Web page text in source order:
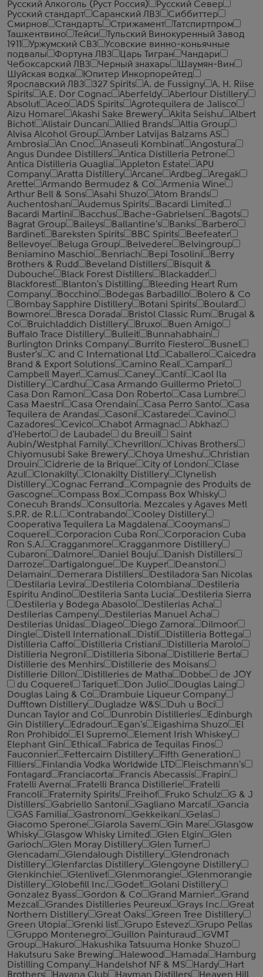
Русский Алкоголь (Руст Россия)
Русский Север
Русский стандарт
Саранский ЛВЗ
Сиббиттер
Смирнов
Стандартъ Стрижамент
Татспиртпром
Ташкентвино
Тейси
Тульский Винокуренный Завод
1911
Уржумский СВЗ
Усовские винно-коньячные
подвалы
Фортуна ЛВЗ Царь Тигран
Чандари
Чебоксарский ЛВЗ
Черный знахарь
Шаумян-Вин
Шуйская водка
Юпитер Инкорпорейтед
Ярославский ЛВЗ
327 Spirits A. de Fussigny
A. H. Riise
Spirits
A.E. Dor Cognac Aberfeldy
Aberlour Distillery
Absolut
Aceo ADS Spirits
Agrotequilera de Jalisco
Aizu Homare
Akashi Sake Brewery Akita Seishu
Albert
Bichot
Alistair Duncan Allied Brands
Altia Group
Alvisa Alcohol Group
Amber Latvijas Balzams AS
Ambrosia
An Cnoc Anaseuli Kombinat
Angostura
Angus Dundee Distillers
Antica Distilleria Petrone
Antica Distilleria Quaglia
Appleton Estate
APU
Company
Aratta Distillery Arcane Ardbeg
Aregak
Arette
Armando Bermudez & Co
Armenia Wine
Arthur Bell & Sons
Asahi Shuzo
Atom Brands
Auchentoshan
Audemus Spirits
Bacardi Limited
Bacardi Martini
Bacchus Bache-Gabrielsen
Bagots
Bagrat Group
Baileys Ballantine's Banks
Barbero
Bardinet
Bareksten Spirits BBC Spirits
Beefeater
Bellevoye
Beluga Group Belvedere
Belvingroup
Beniamino Maschio
Benriach Bepi Tosolini
Berry
Brothers & Rudd
Beveland Distillers
Bisquit &
Dubouche
Black Forest Distillers
Blackadder
Blackforest
Blanton's Distilling
Bleeding Heart Rum
Company
Bocchino Bodegas Barbadillo
Bolero & Co
Bombay Sapphire Distillery
Botani Spirits
Boulard
Bowmore
Bresca Dorada Bristol Classic Rum
Brugal &
Co
Bruichladdich Distillery Bruxo
Buen Amigo
Buffalo Trace Distillery
Bulleit
Bunnahabhain
Burlington Drinks Company
Burrito Fiestero
Busnel
Buster's
C and C International Ltd Caballero
Caicedra
Brand & Export Solutions
Camino Real
Campari
Campbell Mayer
Camus Caney Canti
Caol Ila
Distillery
Cardhu
Casa Armando Guillermo Prieto
Casa Don Ramon
Casa Don Roberto
Casa Lumbre
Casa Maestri
Casa Orendain Casa Perro Santo
Casa
Tequilera de Arandas
Casoni Castarede
Cavino
Cazadores
Cevico Chabot Armagnac
Abkhaz
d'Heberto
de Laubade du Breuil
Saint
Aubin/Westphal Family
Chevrillon
Chivas Brothers
Chiyomusubi Sake Brewery
Choya Umeshu
Christian
Drouin
Cidrerie de la Brique City of London
Clase
Azul
Clonakilty Clonakilty Distillery
Clynelish
Distillery
Cognac Ferrand
Compagnie des Produits de
Gascogne
Compass Box
Compass Box Whisky
Conecuh Brands
Consultoria. Mezcales y Agaves Metl
S.P.R. de R.L.
Contrabando
Cooley Distillery
Cooperativa Tequilera La Magdalena
Cooymans
Coquerel
Corporacion Cuba Ron
Corporacion Cuba
Ron S.A.
Cragganmore
Cragganmore Distillery
Cubaron
Dalmore Daniel Bouju
Danish Distillers
Darroze
Dartigalongue De Kuyper
Deanston
Delamain
Demerara Distillers
Destiladora San Nicolas
Destilaria Levira
Destileria Colombiana
Destileria
Espiritu Andino
Destileria Santa Lucia
Destileria Sierra
Destileria y Bodega Abasolo
Destilerias Acha
Destilerias Campeny
Destilerias Manuel Acha
Destilerias Unidas
Diageo Diego Zamora
Dilmoor
Dingle
Distell International Distil
Distilleria Bottega
Distilleria Caffo
Distilleria Cristiani
Distilleria Marolo
Distilleria Negroni
Distilleria Sibona
Distillerie Berta
Distillerie des Menhirs
Distillerie des Moisans
Distillerie Dillon
Distilleries de Matha Dobbe
de JOY
du Coquerel
Tariquet Don Julio
Douglas Laing
Douglas Laing & Co
Drambuie Liqueur Company
Dufftown Distillery
Dugladze W&S
Duh u Boci
Duncan Taylor and Co
Dunrobin Distilleries
Edinburgh
Gin Distillery
Edradour Egan's Eigashima Shuzo
El
Ron Prohibido
El Supremo
Element Irish Whiskey
Elephant Gin
Ethical
Fabrica de Tequilas Finos
Fauconnier
Fettercairn Distillery
Fifth Generation
Filliers
Finlandia Vodka Worldwide LTD
Fleischmann's
Fontagard
Franciacorta Francis Abecassis
Frapin
Fratelli Averna
Fratelli Branca Distillerie
Fratelli
‎Francoli
Fraternity Spirits Freihof Fruko Schulz
G & J
Distillers
Gabriello Santoni Gagliano Marcati
Gancia
GAS Familia
Gastronom Gekkeikan
Gelas
Giacomo Sperone
Giarola Savem Gin Mare
Glasgow
Whisky
Glasgow Whisky Limited Glen Elgin
Glen
Garioch
Glen Moray Distillery
Glen Turner
Glencadam
Glendalough Distillery
Glendronach
Distillery
Glenfarclas Distillery
Glengoyne Distillery
Glenkinchie
Glenlivet Glenmorangie
Glenmorangie
Distillery
Globefill Inc. Godet
Golani Distillery
Gonzalez Byass
Gordon & Co Grand Marnier
Grand
Mezcal
Grandes Distilleries Peureux Grays Inc.
Great
Northern Distillery
Great Oaks
Green Tree Distillery
Green Utopia
Grenki list Grupo Estevez
Grupo Pellas
Gruppo Montenegro
Guillon Painturaud
GVMT
Group
Hakuro
Hakushika Tatsuuma Honke Shuzo
Hakutsuru Sake Brewing
Halewood Hamada
Hamburg
Distilling Company
Handelshof NF & MS Hardy
Hart